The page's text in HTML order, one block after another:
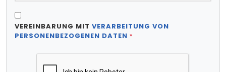
VEREINBARUNG MIT VERARBEITUNG VON
PERSONENBEZOGENEN DATEN *